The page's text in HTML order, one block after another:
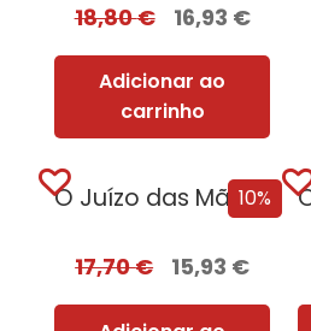
18,80€ 16,93 €
Adicionar ao
carrinho
10%
O Juízo das Mãos – Volume 2...
17,70€ 15,93 €